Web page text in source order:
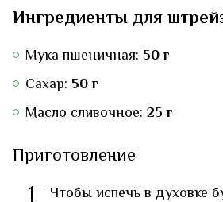
Ингредиенты для
Мука пшеничная: 50 г
Сахар: 50 г
Масло сливочное: 25 г
Приготовление
Чтобы испечь в духовке